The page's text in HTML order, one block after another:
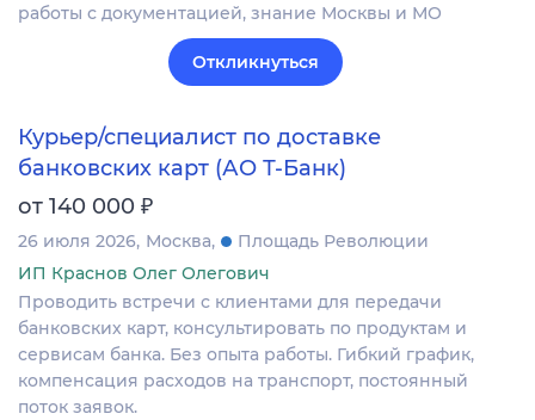
работы с документацией, знание Москвы и МО
Откликнуться
Курьер/специалист по доставке
банковских карт (АО Т-Банк)
от 140 000 ₽
26 июля 2026 Москва
Площадь Революции
ИП Краснов Олег Олегович
Проводить встречи с клиентами для передачи
банковских карт, консультировать по продуктам и
сервисам банка. Без опыта работы. Гибкий график,
компенсация расходов на транспорт, постоянный
поток заявок.